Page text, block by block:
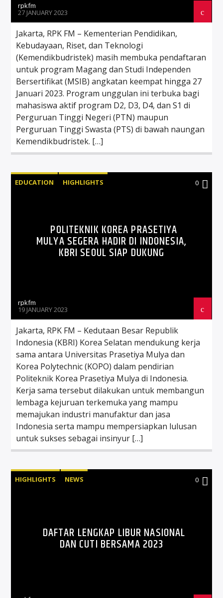
rpkfm
27 JANUARY 2023
Jakarta, RPK FM – Kementerian Pendidikan,
Kebudayaan, Riset, dan Teknologi
(Kemendikbudristek) masih membuka pendaftaran
untuk program Magang dan Studi Independen
Bersertifikat (MSIB) angkatan keempat hingga 27
Januari 2023. Program unggulan ini terbuka bagi
mahasiswa aktif program D2, D3, D4, dan S1 di
Perguruan Tinggi Negeri (PTN) maupun
Perguruan Tinggi Swasta (PTS) di bawah naungan
Kemendikbudristek. […]
EDUCATION HIGHLIGHTS 0
POLITEKNIK KOREA PRASETIYA
MULYA SEGERA HADIR DI INDONESIA,
KBRI SEOUL SIAP DUKUNG
rpkfm
19 JANUARY 2023
Jakarta, RPK FM – Kedutaan Besar Republik
Indonesia (KBRI) Korea Selatan mendukung kerja
sama antara Universitas Prasetiya Mulya dan
Korea Polytechnic (KOPO) dalam pendirian
Politeknik Korea Prasetiya Mulya di Indonesia.
Kerja sama tersebut dilakukan untuk membangun
lembaga kejuruan terkemuka yang mampu
memajukan industri manufaktur dan jasa
Indonesia serta mampu mempersiapkan lulusan
untuk sukses sebagai insinyur […]
HIGHLIGHTS NEWS 0
DAFTAR LENGKAP LIBUR NASIONAL
DAN CUTI BERSAMA 2023